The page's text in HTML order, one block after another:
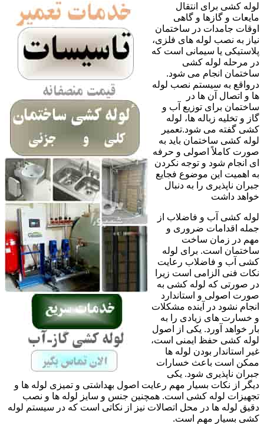
لوله کشی برای انتقال
مایعات و گازها و گاهی
اوقات جامدات در ساختمان
نیاز به نصب لوله های فلزی،
پلاستیکی یا سیمانی است که
در مرحله لوله کشی
ساختمان انجام می شود.
درواقع به سیستم نصب لوله
ها و اتصال آن ها در
ساختمان برای توزیع آب و
گاز و تخلیه زباله ها، لوله
کشی گفته می شود.تعمیر
لوله کشی ساختمان باید به
صورت کاملاً اصولی و حرفه
ای انجام شود و توجه نکردن
به اهمیت این موضوع فجایع
جبران ناپذیری را به دنبال
خواهد داشت
لوله کشی آب و فاضلاب از
جمله اقدامات ضروری و
مهم در زمان ساخت
ساختمان است. برای لوله
کشی آب و فاضلاب رعایت
نکات فنی الزامی است زیرا
در صورتی که لوله کشی به
صورت اصولی و استاندارد
انجام نشود در آینده مشکلات
و خسارت های زیادی را به
بار خواهد آورد. یکی از اصول
لوله کشی حفظ ایمنی است،
غیر استاندار بودن لوله ها
ممکن است باعث خسارات
جبران ناپذیری شود. یکی
دیگر از نکات بسیار مهم رعایت اصول بهداشتی و تمیزی لوله ها و
تجهیزات لوله کشی است. همچنین جنس و سایز لوله ها و نصب
دقیق لوله ها در محل اتصالات نیز از نکاتی است که در سیستم لوله
کشی بسیار مهم است.